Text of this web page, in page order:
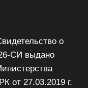
о
СИ выдано
от 27.03.2019 г.